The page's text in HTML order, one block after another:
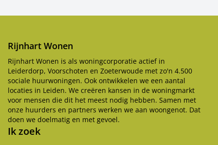
Rijnhart Wonen
Rijnhart Wonen is als woningcorporatie actief in
Leiderdorp, Voorschoten en Zoeterwoude met zo'n 4.500
sociale huurwoningen. Ook ontwikkelen we een aantal
locaties in Leiden. We creëren kansen in de woningmarkt
voor mensen die dit het meest nodig hebben. Samen met
onze huurders en partners werken we aan woongenot. Dat
doen we doelmatig en met gevoel.
Ik zoek